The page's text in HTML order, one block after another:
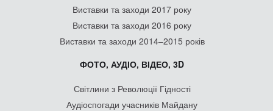
Виставки та заходи 2017 року
Виставки та заходи 2016 року
Виставки та заходи 2014–2015 років
ФОТО, АУДІО, ВІДЕО, 3D
Світлини з Революції Гідності
Аудіоспогади учасників Майдану